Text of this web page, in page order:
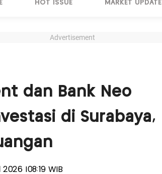
HOT ISSUE MARKET UPDATE
Advertisement
dan Bank Neo
di Surabaya,
|08:19 WIB